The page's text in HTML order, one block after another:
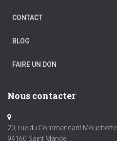
CONTACT
BLOG
FAIRE UN DON
Nous contacter
20, rue du Commandant Mouchotte
94160 Saint Mandé